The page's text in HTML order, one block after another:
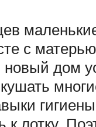
с
новый дом